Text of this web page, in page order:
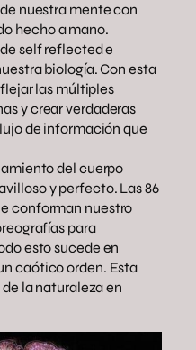
nuestra mente con
hecho a mano.
self reflected e
biología. Con esta
las múltiples
y crear verdaderas
de información que
del cuerpo
y perfecto. Las 86
conforman nuestro
para
esto sucede en
caótico orden. Esta
la naturaleza en